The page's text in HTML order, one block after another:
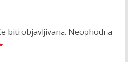
biti objavljivana. Neophodna